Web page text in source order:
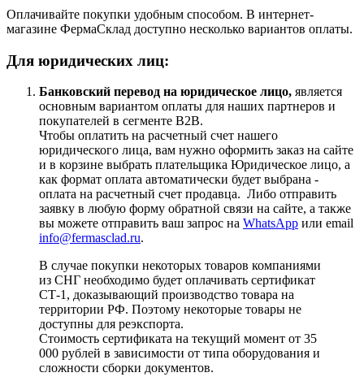
Оплачивайте покупки удобным способом. В интернет-
магазине ФермаСклад доступно несколько вариантов оплаты.
Для юридических лиц:
Банковский перевод на юридическое лицо, является
основным вариантом оплаты для наших партнеров и
покупателей в сегменте B2B.
Чтобы оплатить на расчетный счет нашего
юридического лица, вам нужно оформить заказ на сайте
и в корзине выбрать плательщика Юридическое лицо, а
как формат оплата автоматически будет выбрана -
оплата на расчетный счет продавца. Либо отправить
заявку в любую форму обратной связи на сайте, а также
вы можете отправить ваш запрос на WhatsApp или email
info@fermasclad.ru.
В случае покупки некоторых товаров компаниями
из СНГ необходимо будет оплачивать сертификат
СТ-1, доказывающий производство товара на
территории РФ. Поэтому некоторые товары не
доступны для реэкспорта.
Стоимость сертификата на текущий момент от 35
000 рублей в зависимости от типа оборудования и
сложности сборки документов.